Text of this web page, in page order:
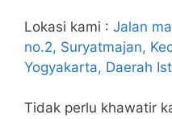
Lokasi kami : Jalan
no.2, Suryatmajan,
Yogyakarta, Daerah
Tidak perlu khawatir